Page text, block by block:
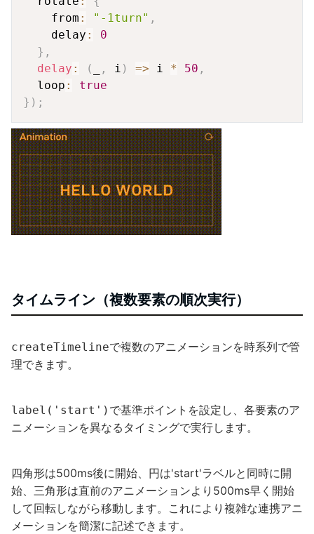
    from
: "-1turn" ,
    delay
:
0
} ,
delay : ( , i ) => i * 50 ,
  loop
:
true
} ) ;
タイムライン（複数要素の順次実行）
createTimelineで複数のアニメーションを時系列で管
理できます。
label('start') で基準ポイントを設定し、各要素のア
ニメーションを異なるタイミングで実行します。
四角形は500ms後に開始、円は'start'ラベルと同時に開
始、三角形は直前のアニメーションより500ms早く開始
して回転しながら移動します。これにより複雑な連携アニ
メーションを簡潔に記述できます。